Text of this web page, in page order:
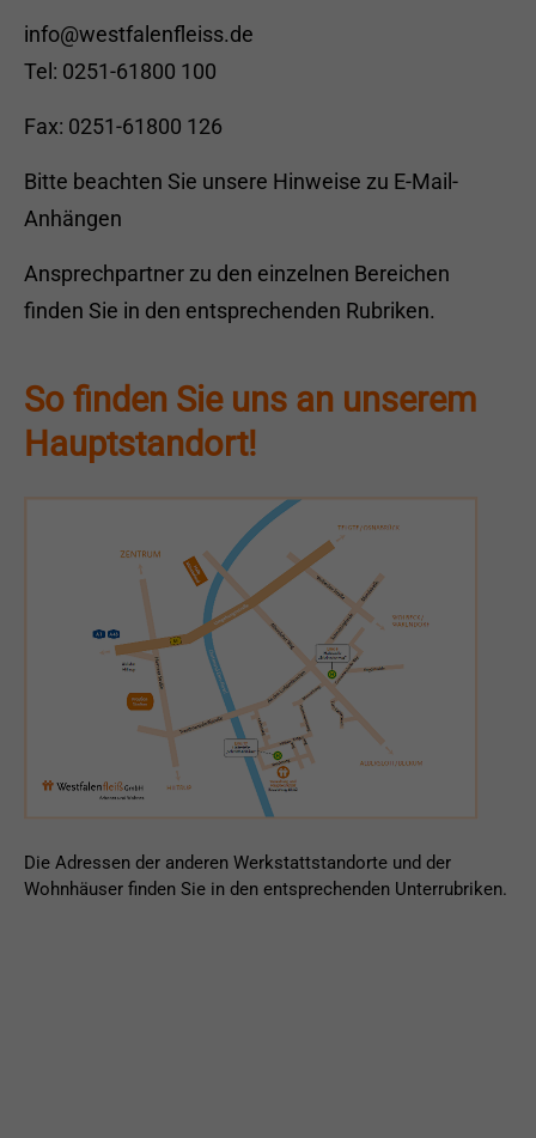
info@westfalenfleiss.de
Tel: 0251-61800 100
Fax: 0251-61800 126
Bitte beachten Sie unsere Hinweise zu E-Mail-
Anhängen
Ansprechpartner zu den einzelnen Bereichen
finden Sie in den entsprechenden Rubriken.
So finden Sie uns an unserem
Hauptstandort!
Die Adressen der anderen Werkstattstandorte und der
Wohnhäuser finden Sie in den entsprechenden Unterrubriken.